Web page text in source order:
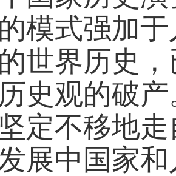
模式强加
世界历史
史观的破
定不移地
展中国家